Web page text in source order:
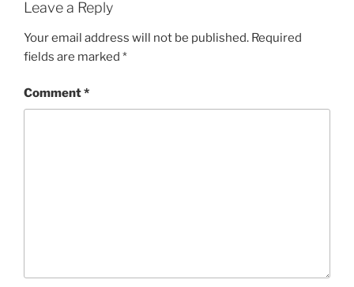
Leave a Reply
Your email address will not be published. Required
fields are marked *
Comment*